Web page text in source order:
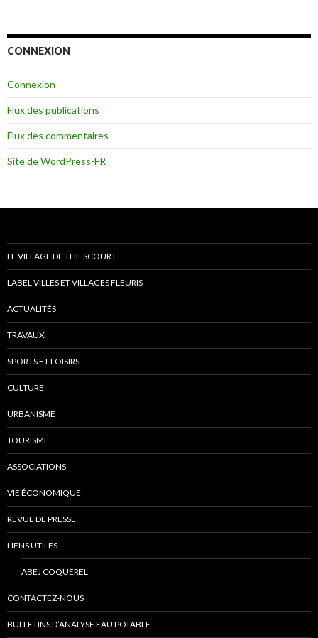
CONNEXION
Connexion
Flux des publications
Flux des commentaires
Site de WordPress-FR
LE VILLAGE DE THIESCOURT
LABEL VILLES ET VILLAGES FLEURIS
ACTUALITÉS
TRAVAUX
SPORTS ET LOISIRS
CULTURE
URBANISME
TOURISME
ASSOCIATIONS
VIE ÉCONOMIQUE
REVUE DE PRESSE
LIENS UTILES
ABEJ COQUEREL
CONTACTEZ-NOUS
BULLETINS D’ANALYSE EAU POTABLE